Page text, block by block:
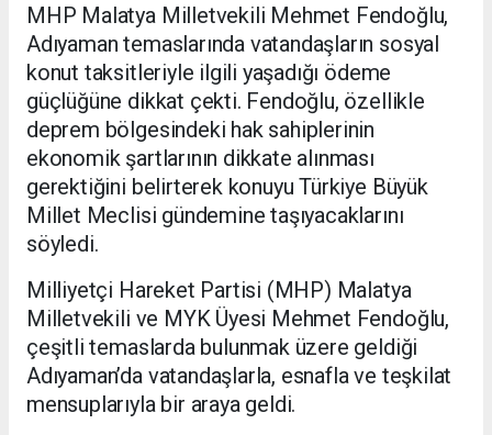
MHP Malatya Milletvekili Mehmet Fendoğlu,
Adıyaman temaslarında vatandaşların sosyal
konut taksitleriyle ilgili yaşadığı ödeme
güçlüğüne dikkat çekti. Fendoğlu, özellikle
deprem bölgesindeki hak sahiplerinin
ekonomik şartlarının dikkate alınması
gerektiğini belirterek konuyu Türkiye Büyük
Millet Meclisi gündemine taşıyacaklarını
söyledi.
Milliyetçi Hareket Partisi (MHP) Malatya
Milletvekili ve MYK Üyesi Mehmet Fendoğlu,
çeşitli temaslarda bulunmak üzere geldiği
Adıyaman’da vatandaşlarla, esnafla ve teşkilat
mensuplarıyla bir araya geldi.